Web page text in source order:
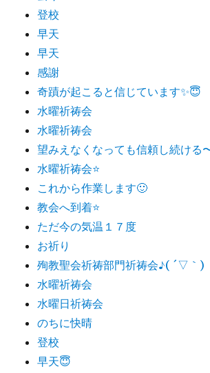
登校
早天
早天
感謝
奇蹟が起こると信じています✨😇
水曜祈祷会
水曜祈祷会
望みえなくなっても信頼し続ける
水曜祈祷会⭐️
これから作業します🙂
教会へ到着⭐️
ただ今の気温１７度
お祈り
殉教聖会祈祷部門祈祷会♪( ´▽｀)
水曜祈祷会
水曜日祈祷会
のちに快晴
登校
早天😇